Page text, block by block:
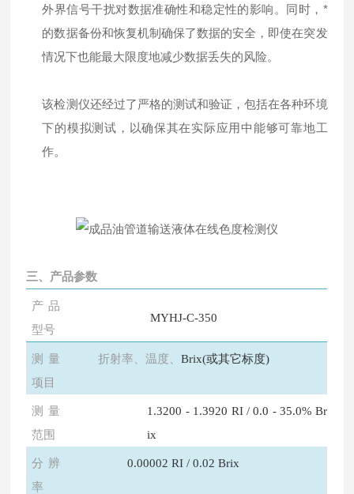
外界信号干扰对数据准确性和稳定性的影响。同时，*
的数据备份和恢复机制确保了数据的安全，即使在突发
情况下也能最大限度地减少数据丢失的风险。
该检测仪还经过了严格的测试和验证，包括在各种环境
下的模拟测试，以确保其在实际应用中能够可靠地工
作。
三、产品参数
产品
型号
MYHJ-C-350
测量
项目
折射率、温度、 Brix(或其它标度)
测量
范围
1.3200 - 1.3920 RI / 0.0 - 35.0% Br
ix
分 辨
率
0.00002 RI / 0.02 Brix